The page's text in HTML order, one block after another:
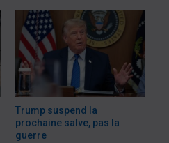
Trump suspend la
prochaine salve, pas la
guerre